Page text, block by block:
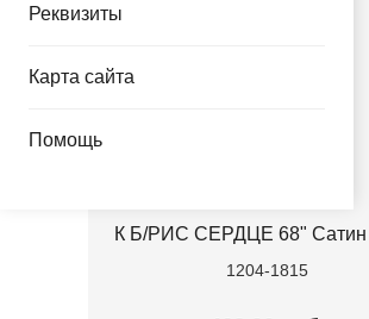
Реквизиты
Карта сайта
Помощь
К Б/РИС СЕРДЦЕ 68" Сатин
1204-1815